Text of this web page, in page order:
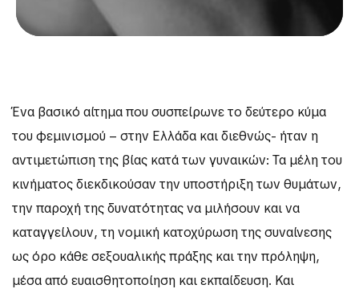
Ένα βασικό αίτημα που συσπείρωνε το δεύτερο κύμα
του φεμινισμού – στην Ελλάδα και διεθνώς- ήταν η
αντιμετώπιση της βίας κατά των γυναικών: Τα μέλη του
κινήματος διεκδικούσαν την υποστήριξη των θυμάτων,
την παροχή της δυνατότητας να μιλήσουν και να
καταγγείλουν, τη νομική κατοχύρωση της συναίνεσης
ως όρο κάθε σεξουαλικής πράξης και την πρόληψη,
μέσα από ευαισθητοποίηση και εκπαίδευση. Και